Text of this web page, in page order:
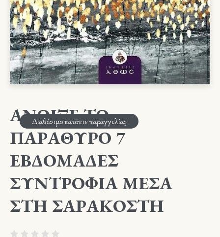
ΑΝΟΙΞΕ ΤΟ
ΠΑΡΑΘΥΡΟ 7
ΕΒΔΟΜΑΔΕΣ
ΣΥΝΤΡΟΦΙΑ ΜΕΣΑ
ΣΤΗ ΣΑΡΑΚΟΣΤΗ
Διαθέσιμο κατόπιν παραγγελίας